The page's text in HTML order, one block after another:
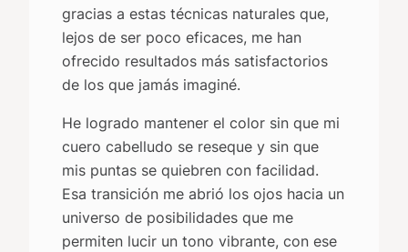
gracias a estas técnicas naturales que,
lejos de ser poco eficaces, me han
ofrecido resultados más satisfactorios
de los que jamás imaginé.
He logrado mantener el color sin que mi
cuero cabelludo se reseque y sin que
mis puntas se quiebren con facilidad.
Esa transición me abrió los ojos hacia un
universo de posibilidades que me
permiten lucir un tono vibrante, con ese